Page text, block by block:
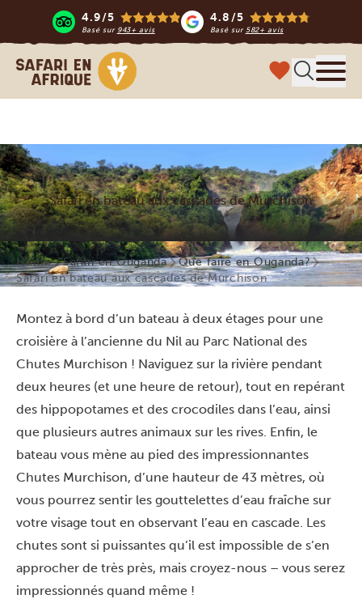
4.9/5
Basé sur 943+ avis
4.8/5
Basé sur 582+ avis
Safari en Afrique
Safari en bateau aux cascades de Murchison
Home Safari en Ouganda
Que faire en Ouganda?
Safari en bateau aux cascades de Murchison
Montez à bord d’un bateau à deux étages pour une
croisière à l’ancienne du Nil au Parc National des
Chutes Murchison ! Naviguez sur la rivière pendant
deux heures (et une heure de retour), tout en repérant
des hippopotames et des crocodiles dans l’eau, ainsi
que plusieurs autres animaux sur les rives. Enfin, le
bateau vous mène au pied des impressionnantes
Chutes Murchison, d’une hauteur de 43 mètres, où
vous pourrez sentir les gouttelettes d’eau fraîche sur
votre visage tout en observant l’eau en cascade. Les
chutes sont si puissantes qu’il est impossible de s’en
approcher de très près, mais croyez-nous – vous serez
impressionnés quand même !